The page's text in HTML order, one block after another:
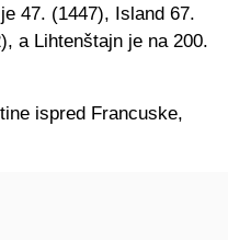
47. (1447), Island 67.
a Lihtenštajn je na 200.
ispred Francuske,